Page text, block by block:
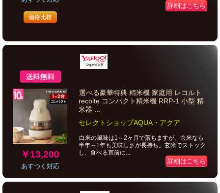
価格比較
詳細はこちら
￥13,200
あすつく対応
選べる豪華特典 精米機 家庭用 レコルト
recolte コンパクト精米機 RRP-1 小型 精
米器 ...
セレクトショップAQUA・アクア
白米の風味は1～2ヶ月で落ちますが、玄米なら
半年～1年も美味しさが長持ち。玄米でストック
し、食べる直前に...
詳細はこちら